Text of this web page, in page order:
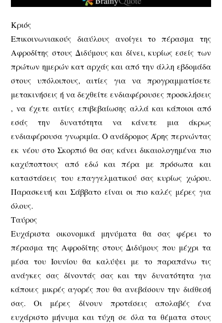
Κριός
Επικοινωνιακούς διαύλους ανοίγει το πέρασμα της
Αφροδίτης στους Διδύμους και δίνει, κυρίως εσείς των
πρώτων ημερών κατ αρχάς και από την άλλη εβδομάδα
στους υπόλοιπους, αιτίες για να προγραμματίσετε
μετακινήσεις ή να δεχθείτε ενδιαφέρουσες προσκλήσεις
, να έχετε αιτίες επιβεβαίωσης αλλά και κάποιοι από
εσάς την δυνατότητα να κάνετε μια άκρως
ενδιαφέρουσα γνωριμία. Ο ανάδρομος Άρης περνώντας
εκ νέου στο Σκορπιό θα σας κάνει δικαιολογημένα πιο
καχύποπτους από εδώ και πέρα με πρόσωπα και
καταστάσεις του επαγγελματικού σας κυρίως χώρου.
Παρασκευή και Σάββατο είναι οι πιο καλές μέρες για
όλους.
Ταύρος
Ευχάριστα οικονομικά μηνύματα θα σας φέρει το
πέρασμα της Αφροδίτης στους Διδύμους που μέχρι τα
μέσα του Ιουνίου θα καλύψει με το παραπάνω τις
ανάγκες σας δίνοντάς σας και την δυνατότητα για
κάποιες μικρές αγορές που θα ανεβάσουν την διάθεσή
σας. Οι μέρες δίνουν προτάσεις απολαβές ένα
ευχάριστο μήνυμα και τύχη σε όλα τα θέματα στους